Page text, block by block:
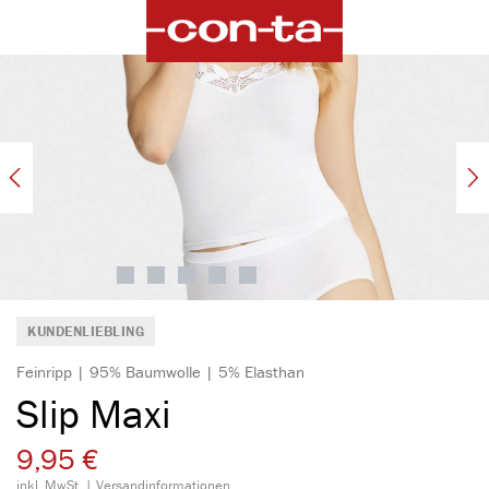
Bildergalerie überspringen
KUNDENLIEBLING
Feinripp | 95% Baumwolle | 5% Elasthan
Slip Maxi
9,95 €
inkl. MwSt. | Versandinformationen